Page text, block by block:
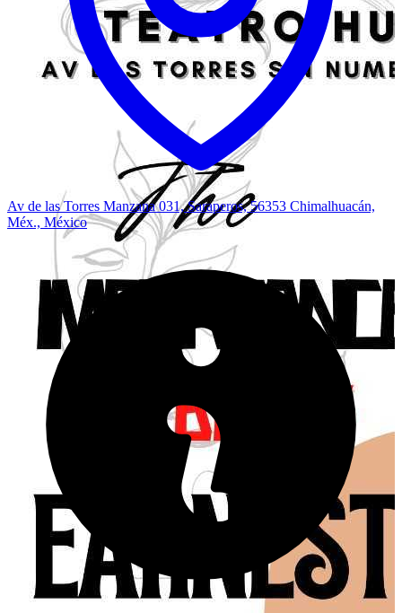
Av de las Torres Manzana 031, Saraperos, 56353 Chimalhuacán,
Méx., México